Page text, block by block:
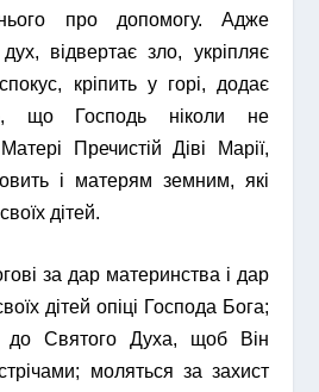
про допомогу. Адже
відвертає зло, укріпляє
кріпить у горі, додає
що Господь ніколи не
Пречистій Діві Марії,
і матерям земним, які
дітей.
за дар материнства і дар
дітей опіці Господа Бога;
до Святого Духа, щоб Він
моляться за захист